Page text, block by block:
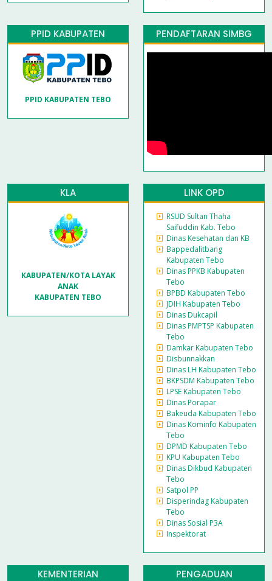
PPID KABUPATEN
PPID KABUPATEN TEBO
PENDAFTARAN SIMBG
KLA
KABUPATEN/KOTA LAYAK
ANAK
KABUPATEN TEBO
LINK OPD
RSUD Sultan Thaha
Saifuddin Kab. Tebo
Dinas Kesehatan dan KB
Bappedalitbang
Kabupaten Tebo
Dinas PPKB Kabupaten
Tebo
BPBD Kabupaten Tebo
JDIH Kabupaten Tebo
Dinas Dukcapil
Dinas PMPTSP Kabupaten
Tebo
Damkar Kabupaten Tebo
Disbunnakkan
Dinas LH Kabupaten Tebo
BKPSDM Kabupaten Tebo
LPSE Kabupaten Tebo
Dinas Porapar
Bakeuda Kabupaten Tebo
Dinas Kominfo Kabupaten
Tebo
DPMD Kabupaten Tebo
KPU Kabupaten Tebo
Dinas Dikbud Kabupaten
Tebo
Satpol PP
Disperindag Kabupaten
Tebo
Dinas Sosial P3A
Inspektorat
KEMENTERIAN PENGADUAN